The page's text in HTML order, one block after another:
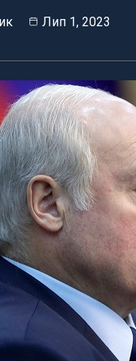
Лип 1, 2023